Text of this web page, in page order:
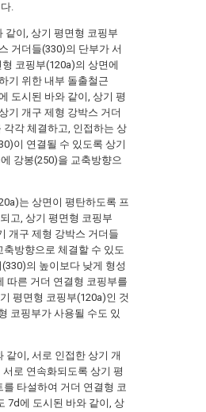
.
같이, 상기 평면형 코핑부
거더들(330)의 단부가 서
코핑부(120a)의 상면에
기 위한 내부 돌출철근
도시된 바와 같이, 상기 평
기 개구 제형 강박스 거더
각 체결하고, 인접하는 상
이 연결될 수 있도록 상기
강봉(250)을 교축방향으
는 상면이 평탄하도록 프
고, 상기 평면형 코핑부
개구 제형 강박스 거더들
방향으로 체결할 수 있도
의 높이보다 낮게 형성
따른 거더 연결형 코핑부를
평면형 코핑부(120a)인 것
코핑부가 사용될 수도 있
같이, 서로 인접한 상기 개
로 연속화되도록 상기 평
타설하여 거더 연결형 코
7d에 도시된 바와 같이, 상